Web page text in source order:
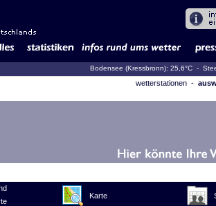
Bodensee (Kressbronn): 25,6°C -
wetterstationen -
Karte